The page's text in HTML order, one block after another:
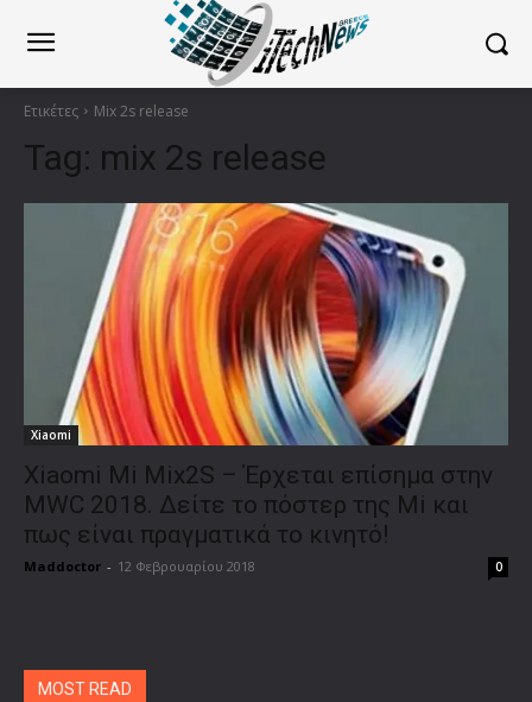
Ετικέτες Mix 2s release
Tag: mix 2s release
Xiaomi
Xiaomi Mi Mix2S – Έρχεται επίσημα στην
MWC 2018. Δείτε το πόστερ της Mi και
πως είναι πραγματικά το κινητό!
Maddoctor - 12 Φεβρουαρίου 2018 0
MOST READ